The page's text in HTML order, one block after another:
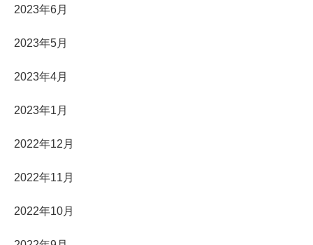
2023年6月
2023年5月
2023年4月
2023年1月
2022年12月
2022年11月
2022年10月